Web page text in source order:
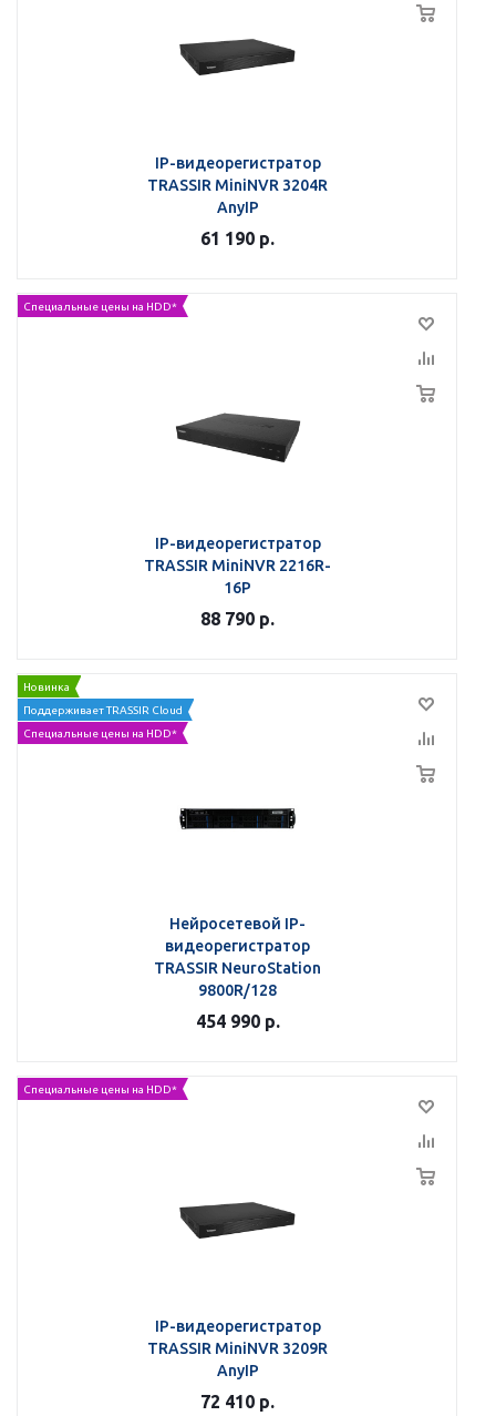
IP-видеорегистратор
TRASSIR MiniNVR 3204R
AnyIP
61 190 р.
Специальные цены на HDD*
IP-видеорегистратор
TRASSIR MiniNVR 2216R-
16P
88 790 р.
Новинка
Поддерживает TRASSIR Cloud
Специальные цены на HDD*
Нейросетевой IP-
видеорегистратор
TRASSIR NeuroStation
9800R/128
454 990р.
Специальные цены на HDD*
IP-видеорегистратор
TRASSIR MiniNVR 3209R
AnyIP
72 410 р.